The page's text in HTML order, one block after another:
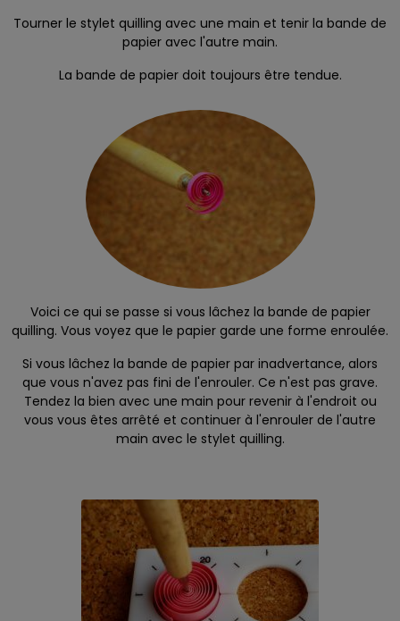
Tourner le stylet quilling avec une main et tenir la bande de
papier avec l'autre main.
La bande de papier doit toujours être tendue.
Voici ce qui se passe si vous lâchez la bande de papier
quilling. Vous voyez que le papier garde une forme enroulée.
Si vous lâchez la bande de papier par inadvertance, alors
que vous n'avez pas fini de l'enrouler. Ce n'est pas grave.
Tendez la bien avec une main pour revenir à l'endroit ou
vous vous êtes arrêté et continuer à l'enrouler de l'autre
main avec le stylet quilling.